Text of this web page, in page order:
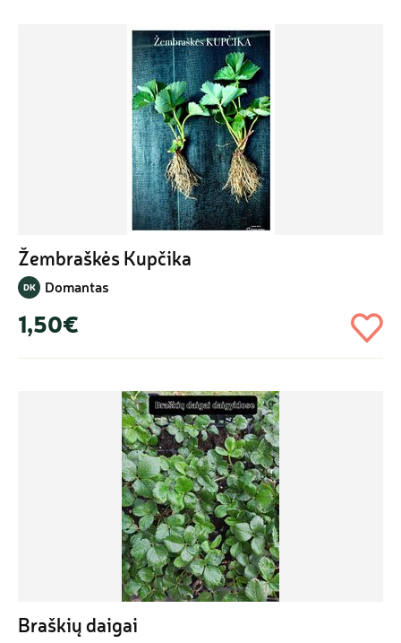
Žembraškės Kupčika
DK Domantas
1,50€
Braškių daigai